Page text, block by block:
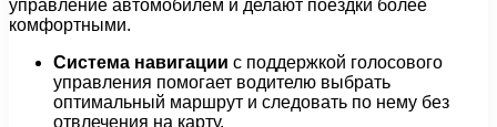
управление автомобилем и делают поездки более
комфортными.
Система навигации с поддержкой голосового
управления помогает водителю выбрать
оптимальный маршрут и следовать по нему без
отвлечения на карту.